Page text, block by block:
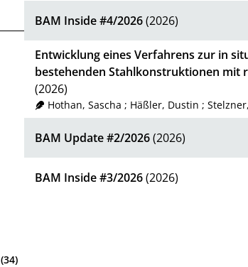
(34)
BAM Inside #4/2026(2026)
Entwicklung eines Verfahrens zur in
bestehenden Stahlkonstruktionen mit
(2026)
Hothan, Sascha ; Häßler, Dustin ;
BAM Update #2/2026(2026)
BAM Inside #3/2026(2026)